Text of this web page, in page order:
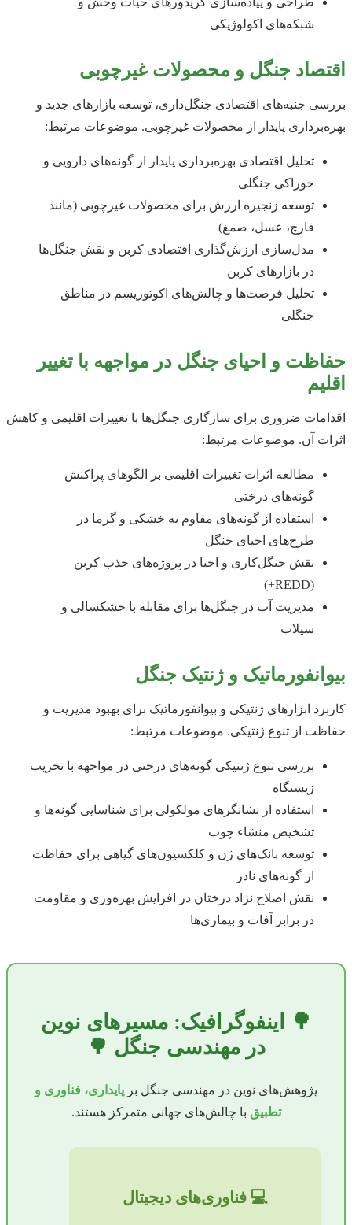
شبکه‌های اکولوژیکی
اقتصاد جنگل و محصولات غیرچوبی
بررسی جنبه‌های اقتصادی جنگل‌داری، توسعه بازارهای جدید و
بهره‌برداری پایدار از محصولات غیرچوبی. موضوعات مرتبط:
تحلیل اقتصادی بهره‌برداری پایدار از گونه‌های دارویی و
خوراکی جنگلی
توسعه زنجیره ارزش برای محصولات غیرچوبی (مانند
قارچ، عسل، صمغ)
مدل‌سازی ارزش‌گذاری اقتصادی کربن و نقش جنگل‌ها
در بازارهای کربن
تحلیل فرصت‌ها و چالش‌های اکوتوریسم در مناطق
جنگلی
حفاظت و احیای جنگل در مواجهه با تغییر
اقلیم
اقدامات ضروری برای سازگاری جنگل‌ها با تغییرات اقلیمی و کاهش
اثرات آن. موضوعات مرتبط:
مطالعه اثرات تغییرات اقلیمی بر الگوهای پراکنش
گونه‌های درختی
استفاده از گونه‌های مقاوم به خشکی و گرما در
طرح‌های احیای جنگل
نقش جنگل‌کاری و احیا در پروژه‌های جذب کربن
(REDD+)
مدیریت آب در جنگل‌ها برای مقابله با خشکسالی و
سیلاب
بیوانفورماتیک و ژنتیک جنگل
کاربرد ابزارهای ژنتیکی و بیوانفورماتیک برای بهبود مدیریت و
حفاظت از تنوع ژنتیکی. موضوعات مرتبط:
بررسی تنوع ژنتیکی گونه‌های درختی در مواجهه با تخریب
زیستگاه
استفاده از نشانگرهای مولکولی برای شناسایی گونه‌ها و
تشخیص منشاء چوب
توسعه بانک‌های ژن و کلکسیون‌های گیاهی برای حفاظت
از گونه‌های نادر
نقش اصلاح نژاد درختان در افزایش بهره‌وری و مقاومت
در برابر آفات و بیماری‌ها
🌳 اینفوگرافیک: مسیرهای نوین
در مهندسی جنگل 🌳
پژوهش‌های نوین در مهندسی جنگل بر پایداری، فناوری و
تطبیق با چالش‌های جهانی متمرکز هستند.
💻 فناوری‌های دیجیتال